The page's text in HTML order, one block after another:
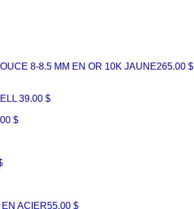
8-8.5 MM EN OR 10K JAUNE265.00 $
39.00 $
$
ACIER55.00 $